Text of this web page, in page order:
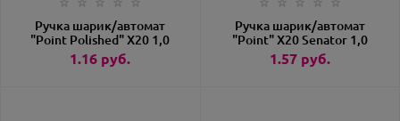
Ручка шарик/автомат
"Point Polished" X20 1,0
мм, пласт./метал.,
глянц., серый артикул
1.16 руб.
Ручка шарик/автомат
"Point" Х20 Senator 1,0
мм, пласт., глянц.,
белый, стерж.синий
1.57руб.